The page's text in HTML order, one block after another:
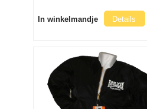
In winkelmandje Details